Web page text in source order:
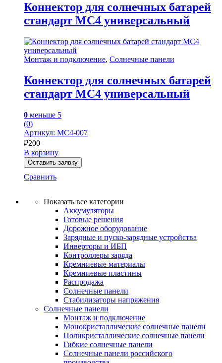
Коннектор для солнечных батарей
стандарт MC4 универсальный
Монтаж и подключение, Солнечные панели
Коннектор для солнечных батарей
стандарт MC4 универсальный
0 меньше 5
(0)
Артикул: MC4-007
₽200
В корзину
Оставить заявку
Сравнить
Показать все категории
Аккумуляторы
Готовые решения
Дорожное оборудование
Зарядные и пуско-зарядные устройства
Инверторы и ИБП
Контроллеры заряда
Кремниевые материалы
Кремниевые пластины
Распродажа
Солнечные панели
Стабилизаторы напряжения
Солнечные панели
Монтаж и подключение
Монокристаллические солнечные панели
Поликристаллические солнечные панели
Гибкие солнечные панели
Солнечные панели российского